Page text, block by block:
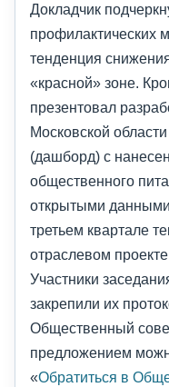
Докладчик
профилактических
тенденция
«красной» зоне.
презентовал
Московской
(дашборд) с
общественного
открытыми
третьем квартале
отраслевом
Участники
закрепили их
Общественный
предложением
«Обратиться в